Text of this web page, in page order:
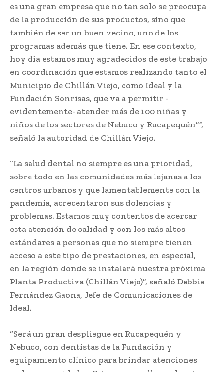
es una gran empresa que no tan solo se preocupa
de la producción de sus productos, sino que
también de ser un buen vecino, uno de los
programas además que tiene. En ese contexto,
hoy día estamos muy agradecidos de este trabajo
en coordinación que estamos realizando tanto el
Municipio de Chillán Viejo, como Ideal y la
Fundación Sonrisas, que va a permitir -
evidentemente- atender más de 100 niñas y
niños de los sectores de Nebuco y Rucapequén””,
señaló la autoridad de Chillán Viejo.
“La salud dental no siempre es una prioridad,
sobre todo en las comunidades más lejanas a los
centros urbanos y que lamentablemente con la
pandemia, acrecentaron sus dolencias y
problemas. Estamos muy contentos de acercar
esta atención de calidad y con los más altos
estándares a personas que no siempre tienen
acceso a este tipo de prestaciones, en especial,
en la región donde se instalará nuestra próxima
Planta Productiva (Chillán Viejo)”, señaló Debbie
Fernández Gaona, Jefe de Comunicaciones de
Ideal.
“Será un gran despliegue en Rucapequén y
Nebuco, con dentistas de la Fundación y
equipamiento clínico para brindar atenciones